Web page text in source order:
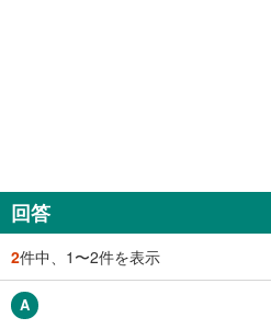
回答
2件中、1〜2件を表示